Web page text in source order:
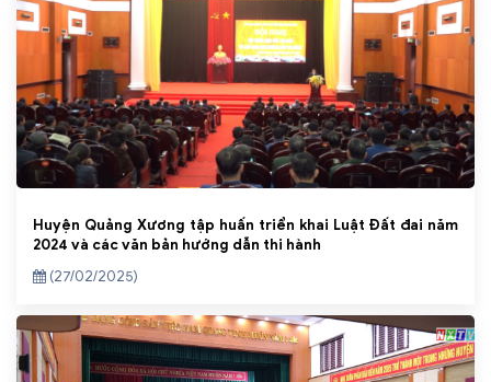
Huyện Quảng Xương tập huấn triển khai Luật Đất đai năm
2024 và các văn bản hướng dẫn thi hành
(27/02/2025)